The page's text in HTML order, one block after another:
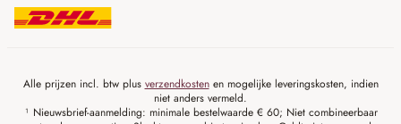
Alle prijzen incl. btw plus verzendkostenen mogelijke leveringskosten, indien
niet anders vermeld.
¹ Nieuwsbrief-aanmelding: minimale bestelwaarde € 60; Niet combineerbaar